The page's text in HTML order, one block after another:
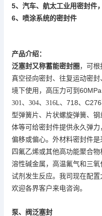
5、汽车、航太工业用密封件
6、 喷涂系统的密封件
产品介绍：
泛塞封又称蓄能密封圈 ，可根
真空径向密封、往复运动密
境下使用，高压力可到 60MPa
301、 304、 316L 、 718、
型弹簧片、 片状螺旋弹簧、 钢
体等可给密封件提供永久弹
偏移或偏心。外材料密封件
四氟乙烯或其他高功能聚合
溶性碱金属，高温氟气和三氧
试剂发生反应。我司现在配置
欢迎各界客户来电咨询。
泵、阀泛塞封